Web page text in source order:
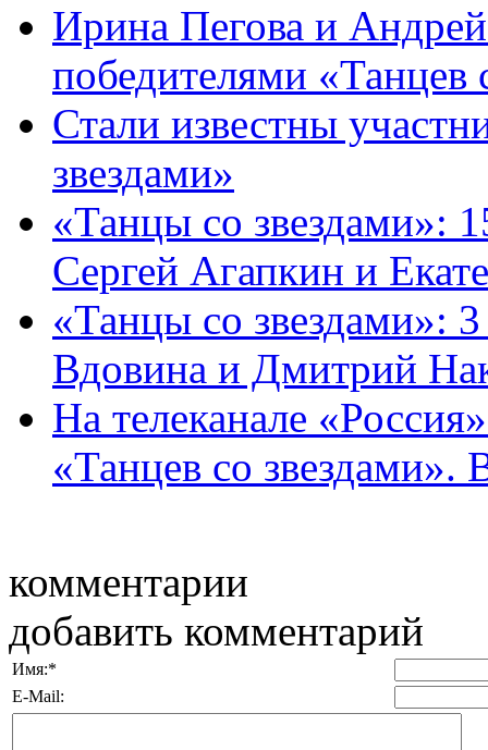
Ирина Пегова и
победителями «Танцев
Стали известны
звездами»
«Танцы со звездами»:
Сергей Агапкин и
«Танцы со звездами»:
Вдовина и Дмитрий
На телеканале
«Танцев со звездами».
комментарии
добавить комментарий
Имя:*
E-Mail: